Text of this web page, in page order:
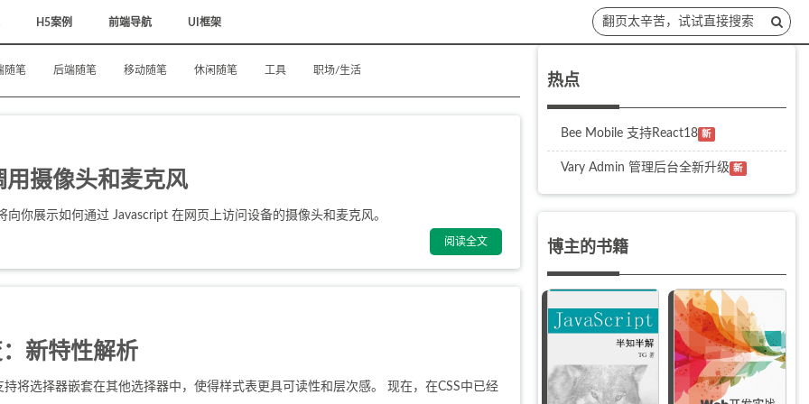
H5案例 前端导航 UI框架 翻页太辛苦，试试直接搜索
随笔 后端随笔 移动随笔 休闲随笔 工具 职场/生活
用摄像头和麦克风
向你展示如何通过 Javascript 在网页上访问设备的摄像头和麦克风。
阅读全文
新特性解析
持将选择器嵌套在其他选择器中，使得样式表更具可读性和层次感。 现在，在CSS中已经
热点
Bee Mobile 支持React18 新
Vary Admin 管理后台全新升级 新
博主的书籍